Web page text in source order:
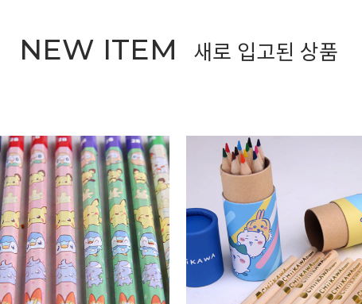
NEW ITEM 새로 입고된 상품